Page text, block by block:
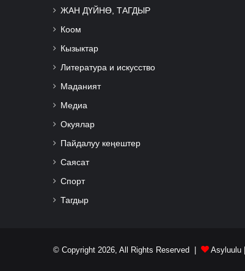
ЖАН ДҮЙНӨ, ТАГДЫР
Коом
Кызыктар
Литература и искусство
Маданият
Медиа
Окуялар
Пайдалуу кеңештер
Саясат
Спорт
Тагдыр
© Copyright 2026, All Rights Reserved | Asyluulu